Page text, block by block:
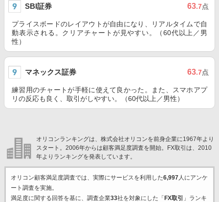
SBI証券 63.7点
プライスボードのレイアウトが自由になり、リアルタイムで自
動表示される。クリアチャートが見やすい。（60代以上／男
性）
マネックス証券 63.7点
練習用のチャートが手軽に使えて良かった。また、スマホアプ
リの反応も良く、取引がしやすい。（60代以上／男性）
オリコンランキングは、株式会社オリコンを前身企業に1967年より
スタート。2006年からは顧客満足度調査を開始。FX取引は、2010
年よりランキングを発表しています。
オリコン顧客満足度調査では、実際にサービスを利用した6,997人にアンケ
ート調査を実施。
満足度に関する回答を基に、調査企業33社を対象にした「 FX取引
」ランキ